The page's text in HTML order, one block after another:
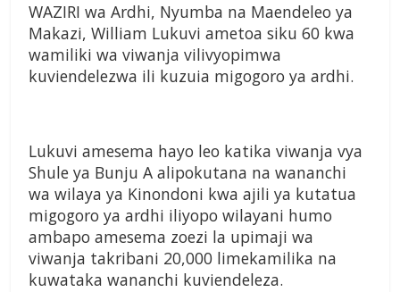
WAZIRI wa Ardhi, Nyumba na Maendeleo ya
Makazi, William Lukuvi ametoa siku 60 kwa
wamiliki wa viwanja vilivyopimwa
kuviendelezwa ili kuzuia migogoro ya ardhi.
Lukuvi amesema hayo leo katika viwanja vya
Shule ya Bunju A alipokutana na wananchi
wa wilaya ya Kinondoni kwa ajili ya kutatua
migogoro ya ardhi iliyopo wilayani humo
ambapo amesema zoezi la upimaji wa
viwanja takribani 20,000 limekamilika na
kuwataka wananchi kuviendeleza.